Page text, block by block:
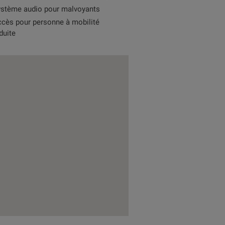
audio pour malvoyants
pour personne à mobilité